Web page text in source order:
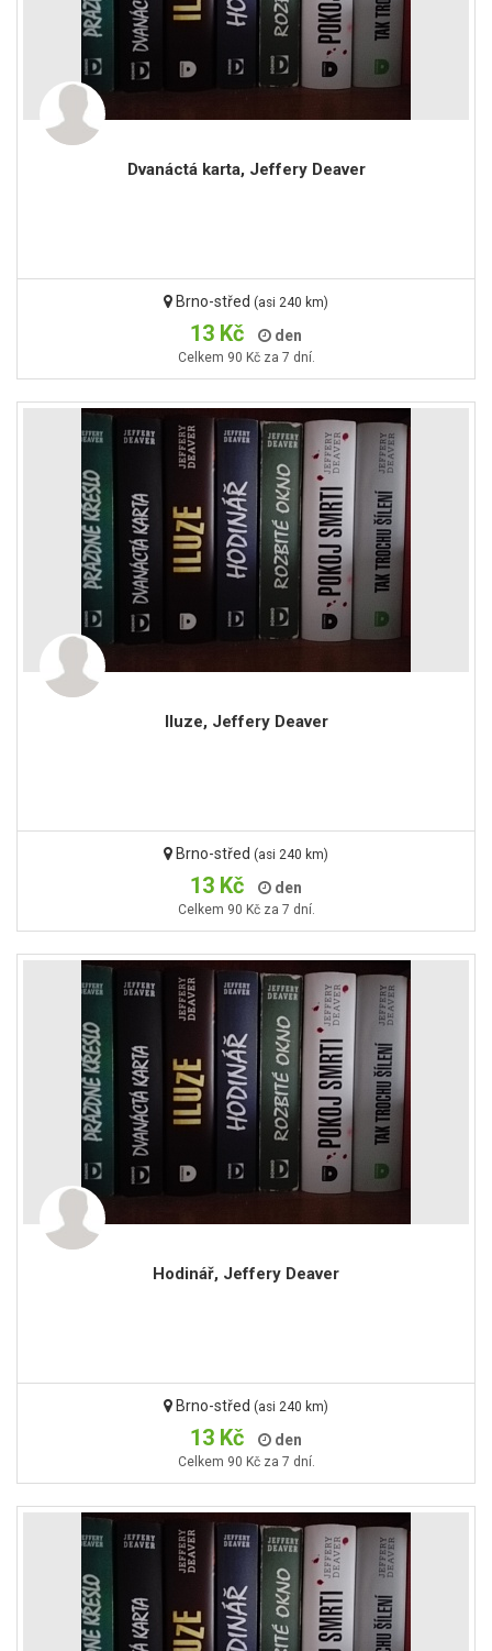
Dvanáctá karta, Jeffery Deaver
Brno-střed (asi 240 km)
13 Kč den
Celkem 90 Kč za 7 dní.
Iluze, Jeffery Deaver
Brno-střed (asi 240 km)
13 Kč den
Celkem 90 Kč za 7 dní.
Hodinář, Jeffery Deaver
Brno-střed (asi 240 km)
13 Kč den
Celkem 90 Kč za 7 dní.